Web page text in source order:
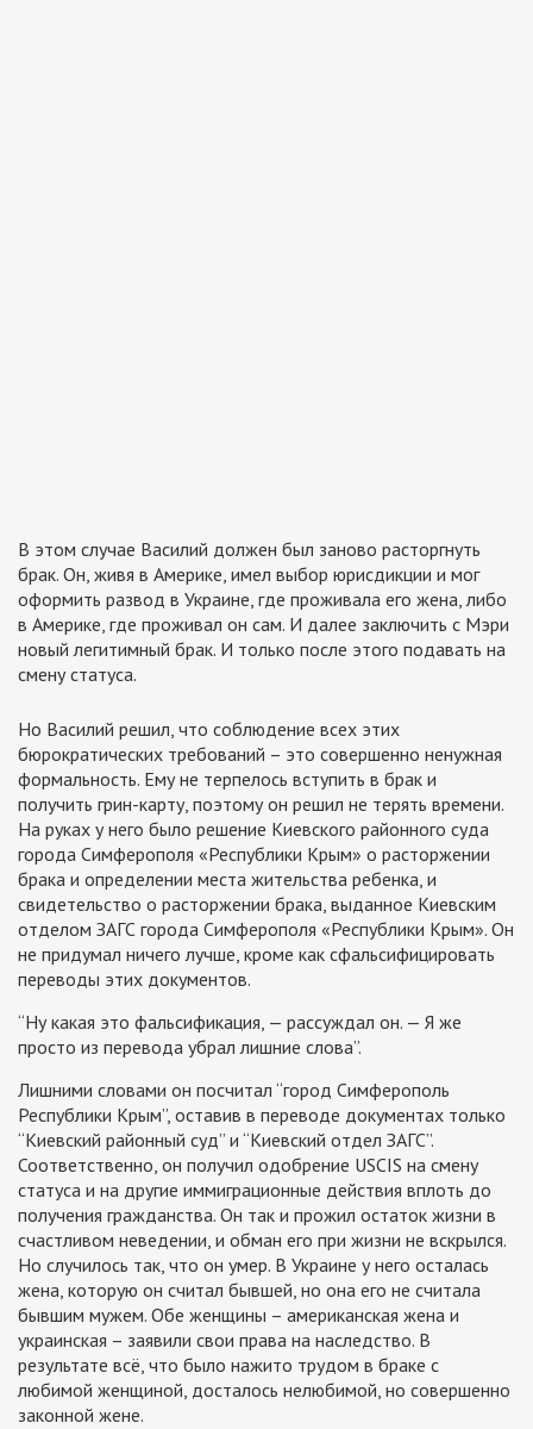
В этом случае Василий должен был заново расторгнуть
брак. Он, живя в Америке, имел выбор юрисдикции и мог
оформить развод в Украине, где проживала его жена, либо
в Америке, где проживал он сам. И далее заключить с Мэри
новый легитимный брак. И только после этого подавать на
смену статуса.
Но Василий решил, что соблюдение всех этих
бюрократических требований – это совершенно ненужная
формальность. Ему не терпелось вступить в брак и
получить грин-карту, поэтому он решил не терять времени.
На руках у него было решение Киевского районного суда
города Симферополя «Республики Крым» о расторжении
брака и определении места жительства ребенка, и
свидетельство о расторжении брака, выданное Киевским
отделом ЗАГС города Симферополя «Республики Крым». Он
не придумал ничего лучше, кроме как сфальсифицировать
переводы этих документов.
“Ну какая это фальсификация, — рассуждал он. — Я же
просто из перевода убрал лишние слова”.
Лишними словами он посчитал “город Симферополь
Республики Крым”, оставив в переводе документах только
“Киевский районный суд” и “Киевский отдел ЗАГС”.
Соответственно, он получил одобрение USCIS на смену
статуса и на другие иммиграционные действия вплоть до
получения гражданства. Он так и прожил остаток жизни в
счастливом неведении, и обман его при жизни не вскрылся.
Но случилось так, что он умер. В Украине у него осталась
жена, которую он считал бывшей, но она его не считала
бывшим мужем. Обе женщины – американская жена и
украинская – заявили свои права на наследство. В
результате всё, что было нажито трудом в браке с
любимой женщиной, досталось нелюбимой, но совершенно
законной жене.